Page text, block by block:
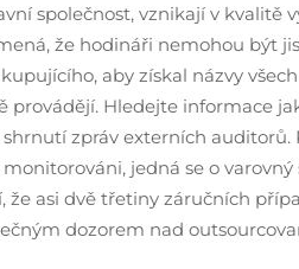
společnost, vznikají v kvalitě
že hodináři nemohou být
aby získal názvy
provádějí. Hledejte informace
zpráv externích
jedná se o
že asi dvě třetiny záručních
dozorem nad